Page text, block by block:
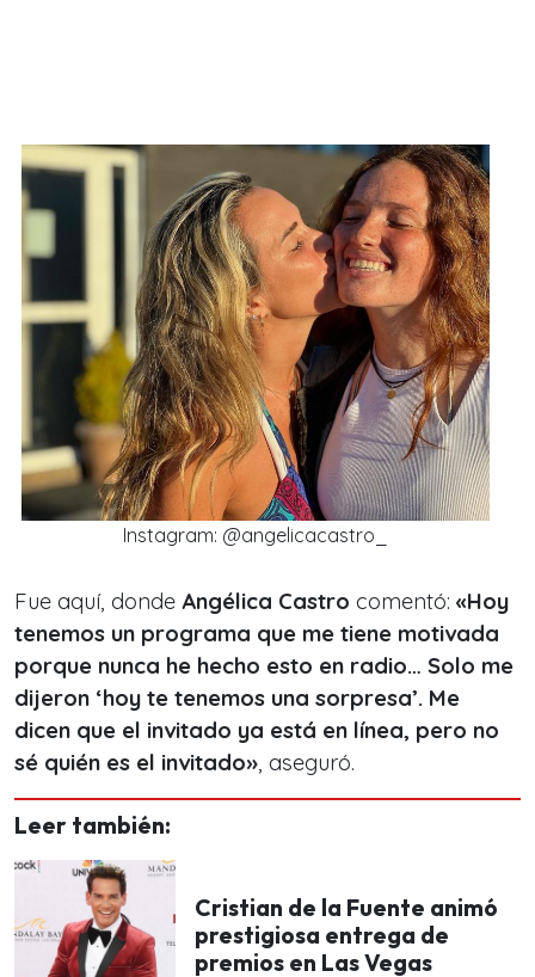
Instagram: @angelicacastro_
Fue aquí, donde Angélica Castro comentó: «Hoy
tenemos un programa que me tiene motivada
porque nunca he hecho esto en radio… Solo me
dijeron ‘hoy te tenemos una sorpresa’. Me
dicen que el invitado ya está en línea, pero no
sé quién es el invitado», aseguró.
Leer también:
Cristian de la Fuente animó
prestigiosa entrega de
premios en Las Vegas